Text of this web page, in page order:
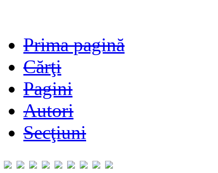
Prima pagină
Cărţi
Pagini
Autori
Secţiuni